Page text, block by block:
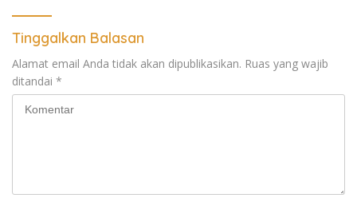
Tinggalkan Balasan
Alamat email Anda tidak akan dipublikasikan. Ruas yang wajib
ditandai *